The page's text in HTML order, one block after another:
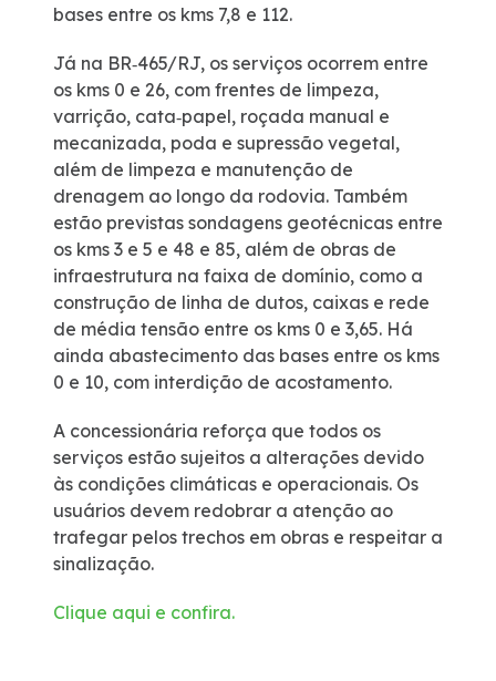
bases entre os kms 7,8 e 112.
Já na BR‑465/RJ, os serviços ocorrem entre
os kms 0 e 26, com frentes de limpeza,
varrição, cata‑papel, roçada manual e
mecanizada, poda e supressão vegetal,
além de limpeza e manutenção de
drenagem ao longo da rodovia. Também
estão previstas sondagens geotécnicas entre
os kms 3 e 5 e 48 e 85, além de obras de
infraestrutura na faixa de domínio, como a
construção de linha de dutos, caixas e rede
de média tensão entre os kms 0 e 3,65. Há
ainda abastecimento das bases entre os kms
0 e 10, com interdição de acostamento.
A concessionária reforça que todos os
serviços estão sujeitos a alterações devido
às condições climáticas e operacionais. Os
usuários devem redobrar a atenção ao
trafegar pelos trechos em obras e respeitar a
sinalização.
Clique aqui e confira.